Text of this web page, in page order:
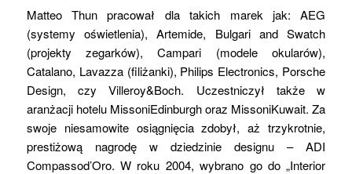
Matteo Thun pracował dla takich marek jak: AEG
(systemy oświetlenia), Artemide, Bulgari and Swatch
(projekty zegarków), Campari (modele okularów),
Catalano, Lavazza (filiżanki), Philips Electronics, Porsche
Design, czy Villeroy&Boch. Uczestniczył także w
aranżacji hotelu MissoniEdinburgh oraz MissoniKuwait. Za
swoje niesamowite osiągnięcia zdobył, aż trzykrotnie,
prestiżową nagrodę w dziedzinie designu – ADI
Compassod’Oro. W roku 2004, wybrano go do „Interior